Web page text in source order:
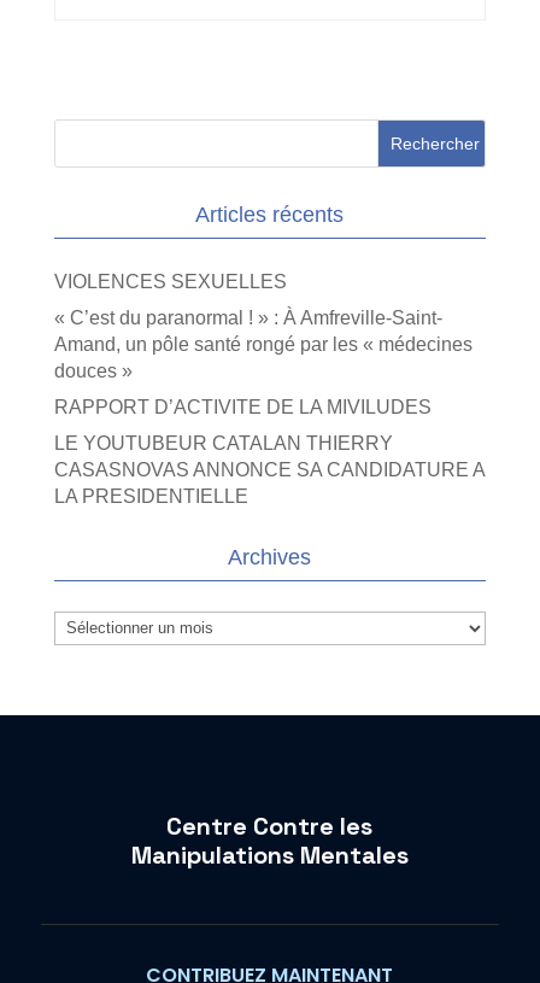
Articles récents
VIOLENCES SEXUELLES
« C’est du paranormal ! » : À Amfreville-Saint-
Amand, un pôle santé rongé par les « médecines
douces »
RAPPORT D’ACTIVITE DE LA MIVILUDES
LE YOUTUBEUR CATALAN THIERRY
CASASNOVAS ANNONCE SA CANDIDATURE A
LA PRESIDENTIELLE
Archives
Archives
Centre Contre les
Manipulations Mentales
CONTRIBUEZ MAINTENANT